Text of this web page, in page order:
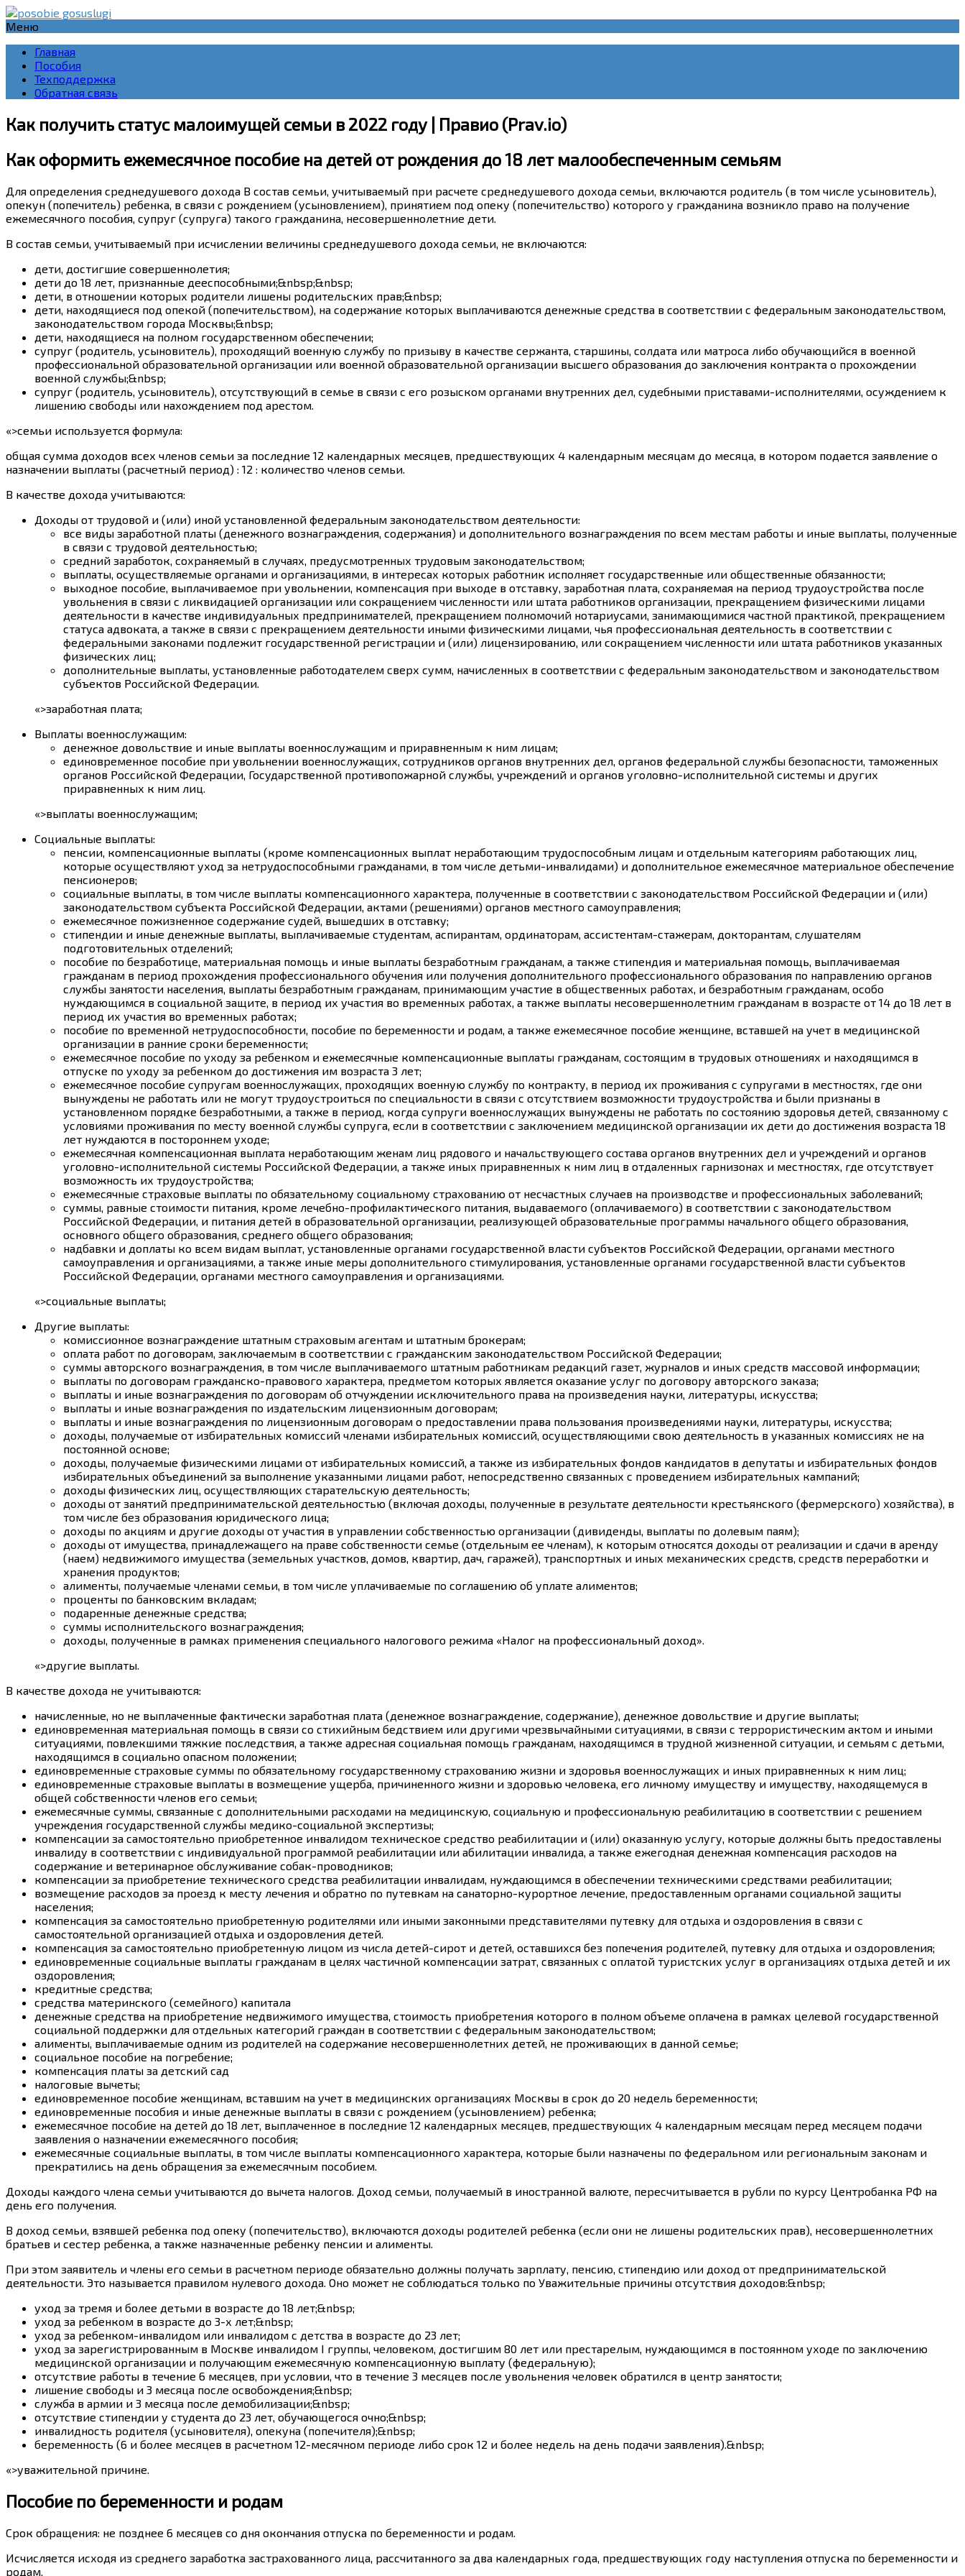
Меню
Главная
Пособия
Техподдержка
Обратная связь
Как получить статус малоимущей семьи в 2022 году | Правио (Prav.io)
Как оформить ежемесячное пособие на детей от рождения до 18 лет малообеспеченным семьям
Для определения среднедушевого дохода В состав семьи, учитываемый при расчете среднедушевого дохода семьи, включаются родитель (в том числе усыновитель),
опекун (попечитель) ребенка, в связи с рождением (усыновлением), принятием под опеку (попечительство) которого у гражданина возникло право на получение
ежемесячного пособия, супруг (супруга) такого гражданина, несовершеннолетние дети.
В состав семьи, учитываемый при исчислении величины среднедушевого дохода семьи, не включаются:
дети, достигшие совершеннолетия;
дети до 18 лет, признанные дееспособными;&nbsp;&nbsp;
дети, в отношении которых родители лишены родительских прав;&nbsp;
дети, находящиеся под опекой (попечительством), на содержание которых выплачиваются денежные средства в соответствии с федеральным законодательством,
законодательством города Москвы;&nbsp;
дети, находящиеся на полном государственном обеспечении;
супруг (родитель, усыновитель), проходящий военную службу по призыву в качестве сержанта, старшины, солдата или матроса либо обучающийся в военной
профессиональной образовательной организации или военной образовательной организации высшего образования до заключения контракта о прохождении
военной службы;&nbsp;
супруг (родитель, усыновитель), отсутствующий в семье в связи с его розыском органами внутренних дел, судебными приставами-исполнителями, осуждением к
лишению свободы или нахождением под арестом.
«>семьи используется формула:
общая сумма доходов всех членов семьи за последние 12 календарных месяцев, предшествующих 4 календарным месяцам до месяца, в котором подается заявление о
назначении выплаты (расчетный период) : 12 : количество членов семьи.
В качестве дохода учитываются:
Доходы от трудовой и (или) иной установленной федеральным законодательством деятельности:
все виды заработной платы (денежного вознаграждения, содержания) и дополнительного вознаграждения по всем местам работы и иные выплаты, полученные
в связи с трудовой деятельностью;
средний заработок, сохраняемый в случаях, предусмотренных трудовым законодательством;
выплаты, осуществляемые органами и организациями, в интересах которых работник исполняет государственные или общественные обязанности;
выходное пособие, выплачиваемое при увольнении, компенсация при выходе в отставку, заработная плата, сохраняемая на период трудоустройства после
увольнения в связи с ликвидацией организации или сокращением численности или штата работников организации, прекращением физическими лицами
деятельности в качестве индивидуальных предпринимателей, прекращением полномочий нотариусами, занимающимися частной практикой, прекращением
статуса адвоката, а также в связи с прекращением деятельности иными физическими лицами, чья профессиональная деятельность в соответствии с
федеральными законами подлежит государственной регистрации и (или) лицензированию, или сокращением численности или штата работников указанных
физических лиц;
дополнительные выплаты, установленные работодателем сверх сумм, начисленных в соответствии с федеральным законодательством и законодательством
субъектов Российской Федерации.
«>заработная плата;
Выплаты военнослужащим:
денежное довольствие и иные выплаты военнослужащим и приравненным к ним лицам;
единовременное пособие при увольнении военнослужащих, сотрудников органов внутренних дел, органов федеральной службы безопасности, таможенных
органов Российской Федерации, Государственной противопожарной службы, учреждений и органов уголовно-исполнительной системы и других
приравненных к ним лиц.
«>выплаты военнослужащим;
Социальные выплаты:
пенсии, компенсационные выплаты (кроме компенсационных выплат неработающим трудоспособным лицам и отдельным категориям работающих лиц,
которые осуществляют уход за нетрудоспособными гражданами, в том числе детьми-инвалидами) и дополнительное ежемесячное материальное обеспечение
пенсионеров;
социальные выплаты, в том числе выплаты компенсационного характера, полученные в соответствии с законодательством Российской Федерации и (или)
законодательством субъекта Российской Федерации, актами (решениями) органов местного самоуправления;
ежемесячное пожизненное содержание судей, вышедших в отставку;
стипендии и иные денежные выплаты, выплачиваемые студентам, аспирантам, ординаторам, ассистентам-стажерам, докторантам, слушателям
подготовительных отделений;
пособие по безработице, материальная помощь и иные выплаты безработным гражданам, а также стипендия и материальная помощь, выплачиваемая
гражданам в период прохождения профессионального обучения или получения дополнительного профессионального образования по направлению органов
службы занятости населения, выплаты безработным гражданам, принимающим участие в общественных работах, и безработным гражданам, особо
нуждающимся в социальной защите, в период их участия во временных работах, а также выплаты несовершеннолетним гражданам в возрасте от 14 до 18 лет в
период их участия во временных работах;
пособие по временной нетрудоспособности, пособие по беременности и родам, а также ежемесячное пособие женщине, вставшей на учет в медицинской
организации в ранние сроки беременности;
ежемесячное пособие по уходу за ребенком и ежемесячные компенсационные выплаты гражданам, состоящим в трудовых отношениях и находящимся в
отпуске по уходу за ребенком до достижения им возраста 3 лет;
ежемесячное пособие супругам военнослужащих, проходящих военную службу по контракту, в период их проживания с супругами в местностях, где они
вынуждены не работать или не могут трудоустроиться по специальности в связи с отсутствием возможности трудоустройства и были признаны в
установленном порядке безработными, а также в период, когда супруги военнослужащих вынуждены не работать по состоянию здоровья детей, связанному с
условиями проживания по месту военной службы супруга, если в соответствии с заключением медицинской организации их дети до достижения возраста 18
лет нуждаются в постороннем уходе;
ежемесячная компенсационная выплата неработающим женам лиц рядового и начальствующего состава органов внутренних дел и учреждений и органов
уголовно-исполнительной системы Российской Федерации, а также иных приравненных к ним лиц в отдаленных гарнизонах и местностях, где отсутствует
возможность их трудоустройства;
ежемесячные страховые выплаты по обязательному социальному страхованию от несчастных случаев на производстве и профессиональных заболеваний;
суммы, равные стоимости питания, кроме лечебно-профилактического питания, выдаваемого (оплачиваемого) в соответствии с законодательством
Российской Федерации, и питания детей в образовательной организации, реализующей образовательные программы начального общего образования,
основного общего образования, среднего общего образования;
надбавки и доплаты ко всем видам выплат, установленные органами государственной власти субъектов Российской Федерации, органами местного
самоуправления и организациями, а также иные меры дополнительного стимулирования, установленные органами государственной власти субъектов
Российской Федерации, органами местного самоуправления и организациями.
«>социальные выплаты;
Другие выплаты:
комиссионное вознаграждение штатным страховым агентам и штатным брокерам;
оплата работ по договорам, заключаемым в соответствии с гражданским законодательством Российской Федерации;
суммы авторского вознаграждения, в том числе выплачиваемого штатным работникам редакций газет, журналов и иных средств массовой информации;
выплаты по договорам гражданско-правового характера, предметом которых является оказание услуг по договору авторского заказа;
выплаты и иные вознаграждения по договорам об отчуждении исключительного права на произведения науки, литературы, искусства;
выплаты и иные вознаграждения по издательским лицензионным договорам;
выплаты и иные вознаграждения по лицензионным договорам о предоставлении права пользования произведениями науки, литературы, искусства;
доходы, получаемые от избирательных комиссий членами избирательных комиссий, осуществляющими свою деятельность в указанных комиссиях не на
постоянной основе;
доходы, получаемые физическими лицами от избирательных комиссий, а также из избирательных фондов кандидатов в депутаты и избирательных фондов
избирательных объединений за выполнение указанными лицами работ, непосредственно связанных с проведением избирательных кампаний;
доходы физических лиц, осуществляющих старательскую деятельность;
доходы от занятий предпринимательской деятельностью (включая доходы, полученные в результате деятельности крестьянского (фермерского) хозяйства), в
том числе без образования юридического лица;
доходы по акциям и другие доходы от участия в управлении собственностью организации (дивиденды, выплаты по долевым паям);
доходы от имущества, принадлежащего на праве собственности семье (отдельным ее членам), к которым относятся доходы от реализации и сдачи в аренду
(наем) недвижимого имущества (земельных участков, домов, квартир, дач, гаражей), транспортных и иных механических средств, средств переработки и
хранения продуктов;
алименты, получаемые членами семьи, в том числе уплачиваемые по соглашению об уплате алиментов;
проценты по банковским вкладам;
подаренные денежные средства;
суммы исполнительского вознаграждения;
доходы, полученные в рамках применения специального налогового режима «Налог на профессиональный доход».
«>другие выплаты.
В качестве дохода не учитываются:
начисленные, но не выплаченные фактически заработная плата (денежное вознаграждение, содержание), денежное довольствие и другие выплаты;
единовременная материальная помощь в связи со стихийным бедствием или другими чрезвычайными ситуациями, в связи с террористическим актом и иными
ситуациями, повлекшими тяжкие последствия, а также адресная социальная помощь гражданам, находящимся в трудной жизненной ситуации, и семьям с детьми,
находящимся в социально опасном положении;
единовременные страховые суммы по обязательному государственному страхованию жизни и здоровья военнослужащих и иных приравненных к ним лиц;
единовременные страховые выплаты в возмещение ущерба, причиненного жизни и здоровью человека, его личному имуществу и имуществу, находящемуся в
общей собственности членов его семьи;
ежемесячные суммы, связанные с дополнительными расходами на медицинскую, социальную и профессиональную реабилитацию в соответствии с решением
учреждения государственной службы медико-социальной экспертизы;
компенсации за самостоятельно приобретенное инвалидом техническое средство реабилитации и (или) оказанную услугу, которые должны быть предоставлены
инвалиду в соответствии с индивидуальной программой реабилитации или абилитации инвалида, а также ежегодная денежная компенсация расходов на
содержание и ветеринарное обслуживание собак-проводников;
компенсации за приобретение технического средства реабилитации инвалидам, нуждающимся в обеспечении техническими средствами реабилитации;
возмещение расходов за проезд к месту лечения и обратно по путевкам на санаторно-курортное лечение, предоставленным органами социальной защиты
населения;
компенсация за самостоятельно приобретенную родителями или иными законными представителями путевку для отдыха и оздоровления в связи с
самостоятельной организацией отдыха и оздоровления детей.
компенсация за самостоятельно приобретенную лицом из числа детей-сирот и детей, оставшихся без попечения родителей, путевку для отдыха и оздоровления;
единовременные социальные выплаты гражданам в целях частичной компенсации затрат, связанных с оплатой туристских услуг в организациях отдыха детей и их
оздоровления;
кредитные средства;
средства материнского (семейного) капитала
денежные средства на приобретение недвижимого имущества, стоимость приобретения которого в полном объеме оплачена в рамках целевой государственной
социальной поддержки для отдельных категорий граждан в соответствии с федеральным законодательством;
алименты, выплачиваемые одним из родителей на содержание несовершеннолетних детей, не проживающих в данной семье;
социальное пособие на погребение;
компенсация платы за детский сад
налоговые вычеты;
единовременное пособие женщинам, вставшим на учет в медицинских организациях Москвы в срок до 20 недель беременности;
единовременные пособия и иные денежные выплаты в связи с рождением (усыновлением) ребенка;
ежемесячное пособие на детей до 18 лет, выплаченное в последние 12 календарных месяцев, предшествующих 4 календарным месяцам перед месяцем подачи
заявления о назначении ежемесячного пособия;
ежемесячные социальные выплаты, в том числе выплаты компенсационного характера, которые были назначены по федеральном или региональным законам и
прекратились на день обращения за ежемесячным пособием.
Доходы каждого члена семьи учитываются до вычета налогов. Доход семьи, получаемый в иностранной валюте, пересчитывается в рубли по курсу Центробанка РФ на
день его получения.
В доход семьи, взявшей ребенка под опеку (попечительство), включаются доходы родителей ребенка (если они не лишены родительских прав), несовершеннолетних
братьев и сестер ребенка, а также назначенные ребенку пенсии и алименты.
При этом заявитель и члены его семьи в расчетном периоде обязательно должны получать зарплату, пенсию, стипендию или доход от предпринимательской
деятельности. Это называется правилом нулевого дохода. Оно может не соблюдаться только по Уважительные причины отсутствия доходов:&nbsp;
уход за тремя и более детьми в возрасте до 18 лет;&nbsp;
уход за ребенком в возрасте до 3-х лет;&nbsp;
уход за ребенком-инвалидом или инвалидом с детства в возрасте до 23 лет;
уход за зарегистрированным в Москве инвалидом I группы, человеком, достигшим 80 лет или престарелым, нуждающимся в постоянном уходе по заключению
медицинской организации и получающим ежемесячную компенсационную выплату (федеральную);
отсутствие работы в течение 6 месяцев, при условии, что в течение 3 месяцев после увольнения человек обратился в центр занятости;
лишение свободы и 3 месяца после освобождения;&nbsp;
служба в армии и 3 месяца после демобилизации;&nbsp;
отсутствие стипендии у студента до 23 лет, обучающегося очно;&nbsp;
инвалидность родителя (усыновителя), опекуна (попечителя);&nbsp;
беременность (6 и более месяцев в расчетном 12-месячном периоде либо срок 12 и более недель на день подачи заявления).&nbsp;
«>уважительной причине.
Пособие по беременности и родам
Срок обращения: не позднее 6 месяцев со дня окончания отпуска по беременности и родам.
Исчисляется исходя из среднего заработка застрахованного лица, рассчитанного за два календарных года, предшествующих году наступления отпуска по беременности и
родам.